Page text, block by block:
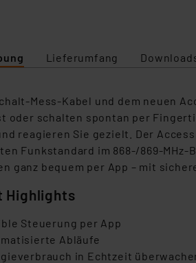
Lieferumfang
Mess-Kabel und dem neuen
oder schalten spontan per
reagieren Sie gezielt. Der
Funkstandard im 868-/869-
ganz bequem per App – mit
Highlights
Steuerung per App
Abläufe
in Echtzeit